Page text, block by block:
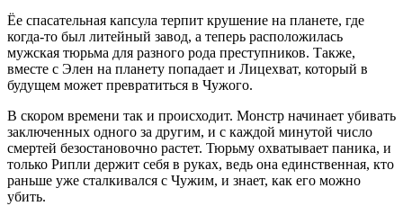
Ёе спасательная капсула терпит крушение на планете, где
когда-то был литейный завод, а теперь расположилась
мужская тюрьма для разного рода преступников. Также,
вместе с Элен на планету попадает и Лицехват, который в
будущем может превратиться в Чужого.
В скором времени так и происходит. Монстр начинает убивать
заключенных одного за другим, и с каждой минутой число
смертей безостановочно растет. Тюрьму охватывает паника, и
только Рипли держит себя в руках, ведь она единственная, кто
раньше уже сталкивался с Чужим, и знает, как его можно
убить.